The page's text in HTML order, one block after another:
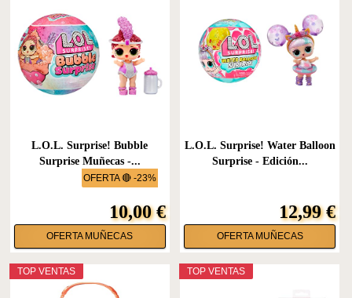
OFERTA 🔴 -23%
L.O.L. Surprise! Bubble
Surprise Muñecas -...
10,00 €
OFERTA MUÑECAS
L.O.L. Surprise! Water Balloon
Surprise - Edición...
12,99 €
OFERTA MUÑECAS
TOP VENTAS TOP VENTAS